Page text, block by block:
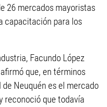
26 mercados mayoristas
capacitación para los
Facundo López
que, en términos
Neuquén es el mercado
reconoció que todavía